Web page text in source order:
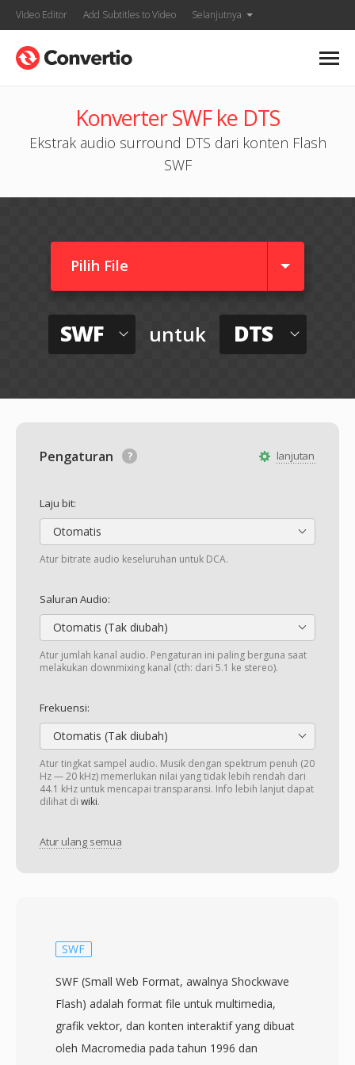
Video Editor Add Subtitles to Video Selanjutnya
Konverter SWF ke DTS
Ekstrak audio surround DTS dari konten Flash
SWF
Pilih File
SWF untuk DTS
lanjutan
Pengaturan
Laju bit:
Otomatis
Atur bitrate audio keseluruhan untuk DCA.
Saluran Audio:
Otomatis (Tak diubah)
Atur jumlah kanal audio. Pengaturan ini paling berguna saat
melakukan downmixing kanal (cth: dari 5.1 ke stereo).
Frekuensi:
Otomatis (Tak diubah)
Atur tingkat sampel audio. Musik dengan spektrum penuh (20
Hz — 20 kHz) memerlukan nilai yang tidak lebih rendah dari
44.1 kHz untuk mencapai transparansi. Info lebih lanjut dapat
dilihat di wiki.
Atur ulang semua
SWF
SWF (Small Web Format, awalnya Shockwave
Flash) adalah format file untuk multimedia,
grafik vektor, dan konten interaktif yang dibuat
oleh Macromedia pada tahun 1996 dan